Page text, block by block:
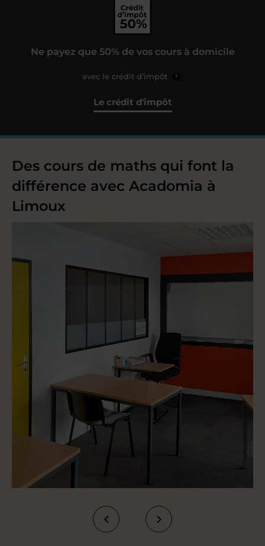
Ne payez que 50% de vos cours à domicile
avec le crédit d’impôt ?
Le crédit d'impôt
Des cours de maths qui font la
différence avec Acadomia à
Limoux